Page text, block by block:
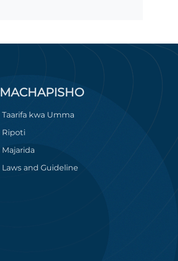
MACHAPISHO
Taarifa kwa Umma
Ripoti
Majarida
Laws and Guideline